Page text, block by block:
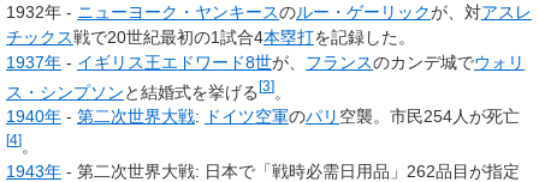
1932年 - ニューヨーク・ヤンキースのルー・ゲーリックが、対アスレ
チックス戦で20世紀最初の1試合4本塁打を記録した。
1937年 - イギリス王エドワード8世が、 フランスのカンデ城でウォリ
ス・シンプソンと結婚式を挙げる[3]。
1940年 - 第二次世界大戦: ドイツ空軍のパリ 空襲。市民254人が死亡
[4] 。
1943年 - 第二次世界大戦: 日本で「戦時必需日用品」262品目が指定